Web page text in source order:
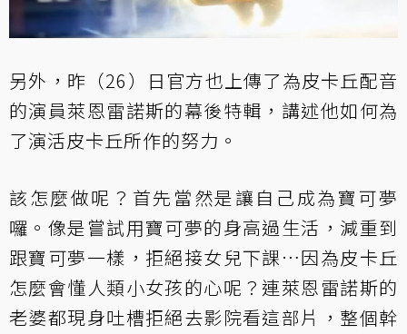
另外，昨（26）日官方也上傳了為皮卡丘配音
的演員萊恩雷諾斯的幕後特輯，講述他如何為
了演活皮卡丘所作的努力。
該怎麼做呢？首先當然是讓自己成為寶可夢
囉。像是嘗試用寶可夢的身高過生活，減重到
跟寶可夢一樣，拒絕接女兒下課…因為皮卡丘
怎麼會懂人類小女孩的心呢？連萊恩雷諾斯的
老婆都現身吐槽拒絕去影院看這部片，整個幹